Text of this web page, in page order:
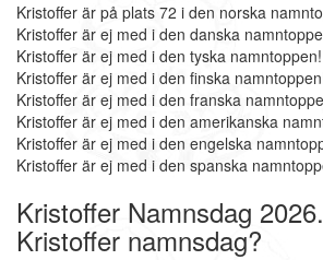
Kristoffer är på plats 72 i den norska
Kristoffer är ej med i den danska
Kristoffer är ej med i den tyska namntoppen!
Kristoffer är ej med i den finska
Kristoffer är ej med i den franska
Kristoffer är ej med i den amerikanska
Kristoffer är ej med i den engelska
Kristoffer är ej med i den spanska
Kristoffer Namnsdag
Kristoffer namnsdag?